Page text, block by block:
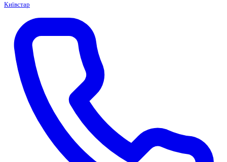
Київстар